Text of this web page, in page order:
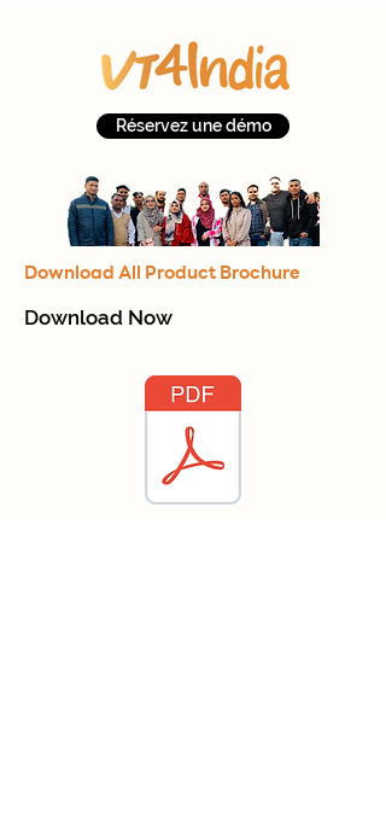
Priority Support
Réservez une démo
Download All Product Brochure
Download Now